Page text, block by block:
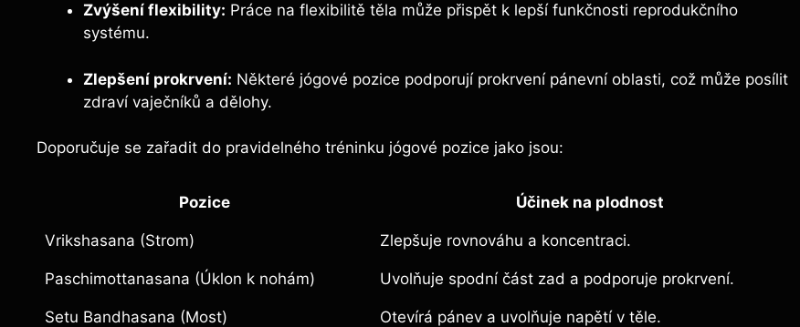
Zvýšení flexibility: Práce na flexibilitě těla může přispět k lepší funkčnosti reprodukčního
systému.
Zlepšení prokrvení: Některé jógové pozice podporují prokrvení pánevní oblasti, což může posílit
zdraví vaječníků a dělohy.
Doporučuje se zařadit do pravidelného tréninku jógové pozice jako jsou:
Pozice Účinek na plodnost
Vrikshasana (Strom) Zlepšuje rovnováhu a koncentraci.
Paschimottanasana (Úklon k nohám) Uvolňuje spodní část zad a podporuje prokrvení.
Setu Bandhasana (Most) Otevírá pánev a uvolňuje napětí v těle.